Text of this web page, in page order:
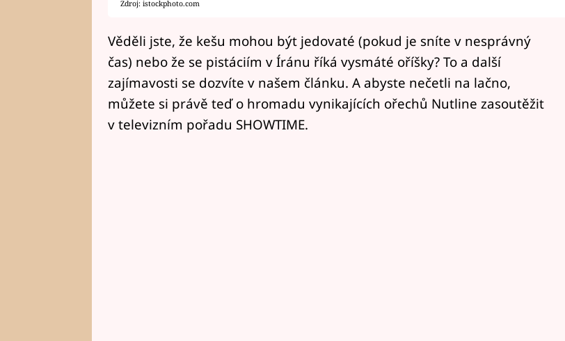
Zdroj: istockphoto.com
Věděli jste, že kešu mohou být jedovaté (pokud je sníte v nesprávný
čas) nebo že se pistáciím v Íránu říká vysmáté oříšky? To a další
zajímavosti se dozvíte v našem článku. A abyste nečetli na lačno,
můžete si právě teď o hromadu vynikajících ořechů Nutline zasoutěžit
v televizním pořadu SHOWTIME.